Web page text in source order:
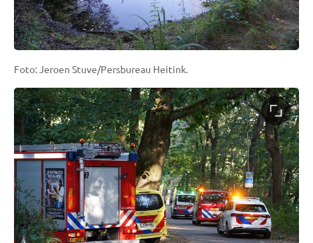
Foto: Jeroen Stuve/Persbureau Heitink.